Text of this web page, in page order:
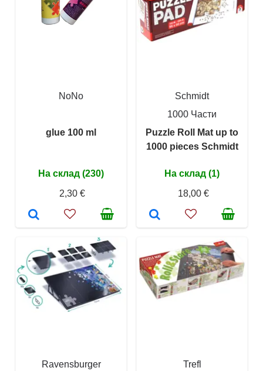
NoNo
glue 100 ml
На склад (230)
2,30 €
Schmidt
1000 Части
Puzzle Roll Mat up to
1000 pieces Schmidt
На склад (1)
18,00 €
Ravensburger Trefl